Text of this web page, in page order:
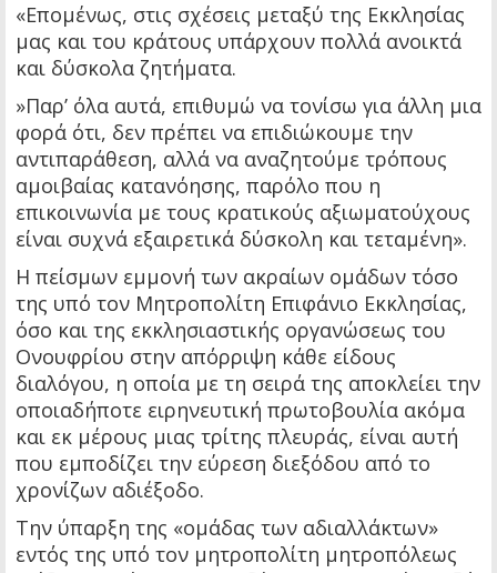
«Επομένως, στις σχέσεις μεταξύ της Εκκλησίας
μας και του κράτους υπάρχουν πολλά ανοικτά
και δύσκολα ζητήματα.
»Παρ’ όλα αυτά, επιθυμώ να τονίσω για άλλη μια
φορά ότι, δεν πρέπει να επιδιώκουμε την
αντιπαράθεση, αλλά να αναζητούμε τρόπους
αμοιβαίας κατανόησης, παρόλο που η
επικοινωνία με τους κρατικούς αξιωματούχους
είναι συχνά εξαιρετικά δύσκολη και τεταμένη».
Η πείσμων εμμονή των ακραίων ομάδων τόσο
της υπό τον Μητροπολίτη Επιφάνιο Εκκλησίας,
όσο και της εκκλησιαστικής οργανώσεως του
Ονουφρίου στην απόρριψη κάθε είδους
διαλόγου, η οποία με τη σειρά της αποκλείει την
οποιαδήποτε ειρηνευτική πρωτοβουλία ακόμα
και εκ μέρους μιας τρίτης πλευράς, είναι αυτή
που εμποδίζει την εύρεση διεξόδου από το
χρονίζων αδιέξοδο.
Την ύπαρξη της «ομάδας των αδιαλλάκτων»
εντός της υπό τον μητροπολίτη μητροπόλεως